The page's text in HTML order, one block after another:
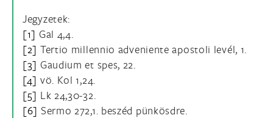
Jegyzetek:
[1] Gal 4,4.
[2] Tertio millennio adveniente apostoli levél, 1.
[3] Gaudium et spes, 22.
[4] vö. Kol 1,24.
[5] Lk 24,30-32.
[6] Sermo 272,1. beszéd pünkösdre.